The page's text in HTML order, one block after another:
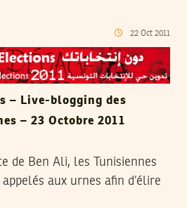
22 Oct 2011
– Live-blogging des
– 23 Octobre 2011
de Ben Ali, les Tunisiennes
aux urnes afin d’élire